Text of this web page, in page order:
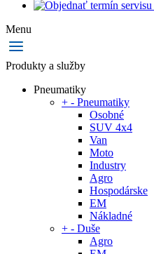
Menu
Produkty a služby
Pneumatiky
+ - Pneumatiky
Osobné
SUV 4x4
Van
Moto
Industry
Agro
Hospodárske
EM
Nákladné
+ - Duše
Agro